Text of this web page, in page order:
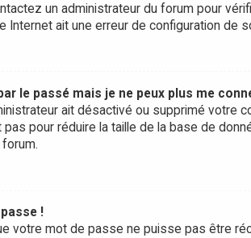
un administrateur du forum pour
Internet ait une erreur de configuration de
le passé mais je ne peux plus me
ait désactivé ou supprimé
pour réduire la taille de la base de
!
votre mot de passe ne puisse pas être